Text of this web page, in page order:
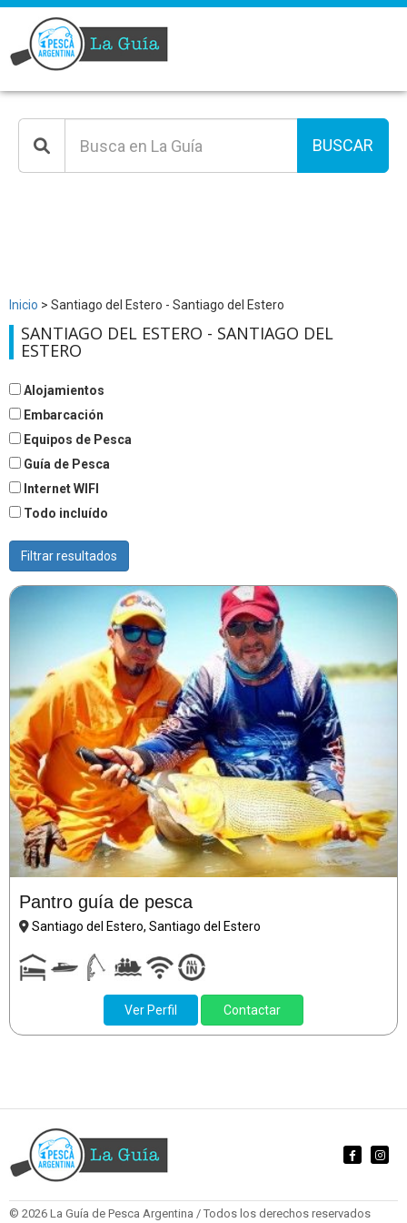
BUSCAR
Inicio > Santiago del Estero - Santiago del Estero
SANTIAGO DEL ESTERO - SANTIAGO DEL
ESTERO
Alojamientos
Embarcación
Equipos de Pesca
Guía de Pesca
Internet WIFI
Todo incluído
Filtrar resultados
Pantro guía de pesca
Santiago del Estero, Santiago del Estero
Ver Perfil Contactar
© 2026 La Guía de Pesca Argentina / Todos los derechos reservados